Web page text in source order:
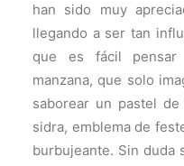
han sido muy
llegando a ser tan
que es fácil
manzana, que solo
saborear un pastel
sidra, emblema de
burbujeante. Sin duda